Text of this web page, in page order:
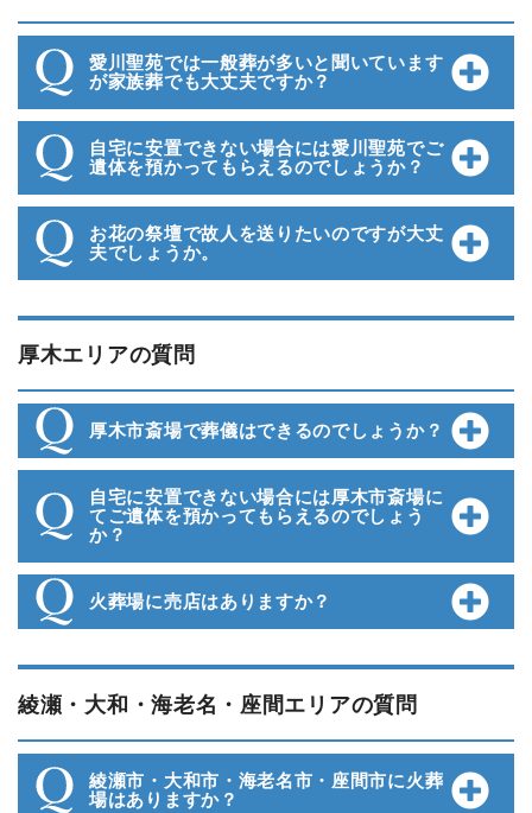
愛川聖苑では一般葬が多いと聞いています
が家族葬でも大丈夫ですか？
自宅に安置できない場合には愛川聖苑でご
遺体を預かってもらえるのでしょうか？
お花の祭壇で故人を送りたいのですが大丈
夫でしょうか。
厚木エリアの質問
厚木市斎場で葬儀はできるのでしょうか？
自宅に安置できない場合には厚木市斎場に
てご遺体を預かってもらえるのでしょう
か？
火葬場に売店はありますか？
綾瀬・大和・海老名・座間エリアの質問
綾瀬市・大和市・海老名市・座間市に火葬
場はありますか？